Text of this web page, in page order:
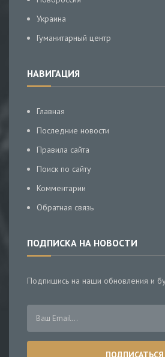
Украина
Гуманитарный центр
НАВИГАЦИЯ
Главная
Последние новости
Правила сайта
Поиск по сайту
Комментарии
Обратная связь
ПОДПИСКА НА НОВОСТИ
Подпишись на наши обновления и